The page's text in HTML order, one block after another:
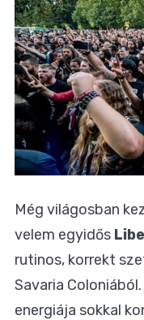
Még világosban
velem egyidős
rutinos, korrekt
Savaria
energiája sokkal